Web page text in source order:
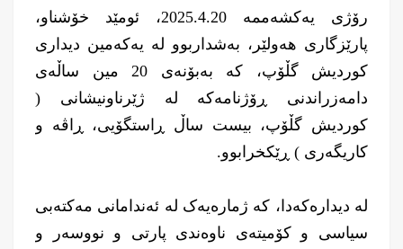
رۆژی یەکشەممە 2025.4.20، ئومێد خۆشناو،
پارێزگاری هەولێر، بەشداربوو لە یەکەمین دیدارى
کوردیش گڵۆپ، کە بەبۆنەى 20 مین ساڵەى
دامەزراندنى ڕۆژنامەکە لە ژێرناونیشانى (
کوردیش گڵۆپ، بیست ساڵ ڕاستگۆیی، ڕاڤە و
کاریگەرى ) ڕێکخرابوو.
لە دیدارەکەدا، کە ژمارەیەک لە ئەندامانی مەکتەبی
سیاسی و کۆمیتەی ناوەندی پارتی و نووسەر و